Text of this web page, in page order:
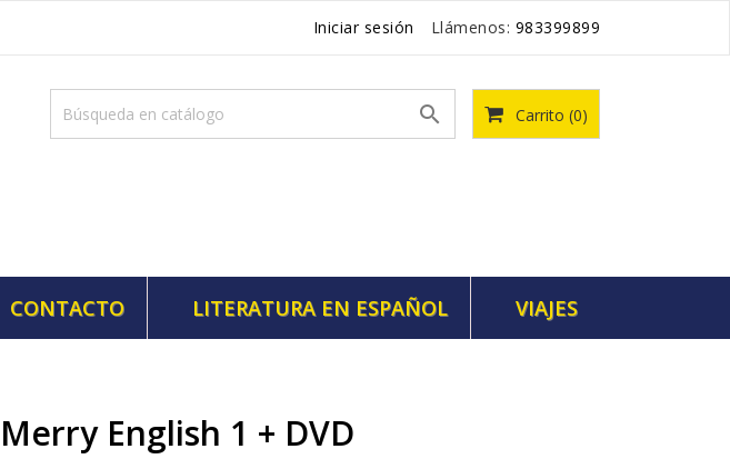
Iniciar sesión Llámenos: 983399899
Carrito (0)

CONTACTO LITERATURA EN ESPAÑOL VIAJES
Merry English 1 + DVD